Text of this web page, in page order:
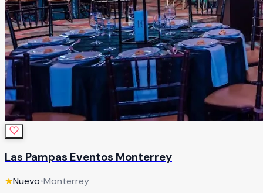
Las Pampas Eventos Monterrey
★Nuevo•Monterrey